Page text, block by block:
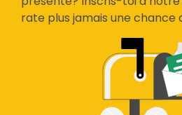
rate plus jamais une chance